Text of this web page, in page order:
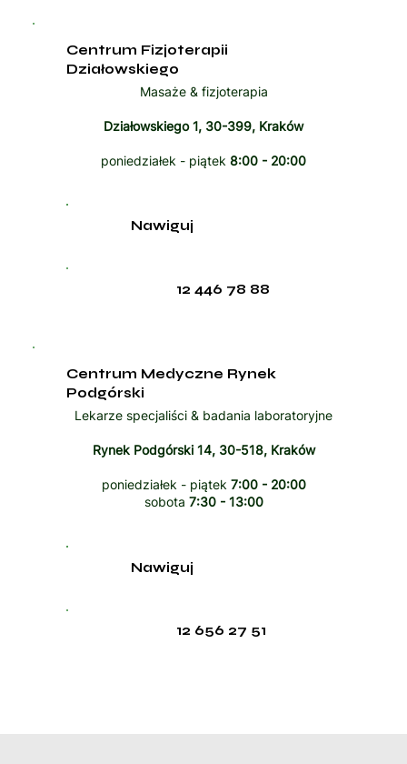
Centrum Fizjoterapii
Działowskiego
Masaże & fizjoterapia
Działowskiego 1, 30-399, Kraków
poniedziałek - piątek 8:00 - 20:00
12 446 78 88
Nawiguj
Centrum Medyczne Rynek
Podgórski
Lekarze specjaliści & badania laboratoryjne
Rynek Podgórski 14, 30-518, Kraków
poniedziałek - piątek 7:00 - 20:00
sobota 7:30 - 13:00
12 656 27 51
Nawiguj